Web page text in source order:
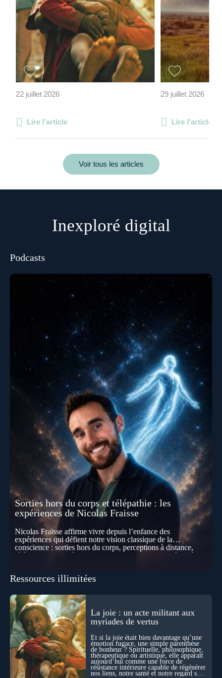
22 juillet 2026
Lire l'article
29 juillet 2026
Lire l'article
Voir tous les articles
Inexploré digital
Podcasts
Sorties hors du corps et télépathie : les
expériences de Nicolas Fraisse
Nicolas Fraisse affirme vivre depuis l’enfance des
expériences qui défient notre vision classique de la
conscience : sorties hors du corps, perceptions à distance,
télépathie spontanée… Comment accueillir ces phénomènes
les pensées d’autrui ? Que deviennent l’espace, le temps… et
disparaître ? Au fil de cet échange, Nicolas raconte ses
expériences les plus troublantes : visions vérifiées,
explorations du cosmos, présence d’autres consciences
durant ses sorties, protocoles scientifiques… et toujours, cette
sensation étrange d’être relié à bien plus vaste que lui-même
! Sommes-nous à l’aube d’une révolution de la conscience ?
Sans doute. Mais encore faut-il accepter d’explorer ces
territoires avec lucidité, et rigueur…
Ressources illimitées
La joie : un acte militant aux
myriades de vertus
Et si la joie était bien davantage qu’une
émotion fugace, une simple parenthèse
de bonheur ? Spirituelle, philosophique,
thérapeutique ou artistique, elle apparaît
aujourd’hui comme une force de
résistance intérieure capable de régénérer
nos liens, notre santé et notre regard sur